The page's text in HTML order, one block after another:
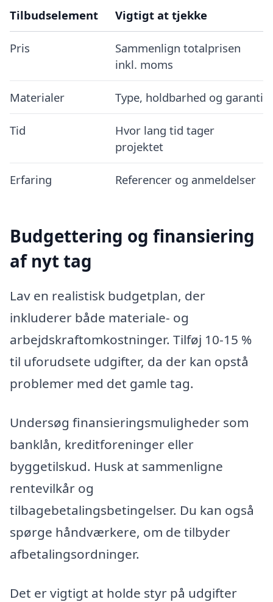
Tilbudselement Vigtigt at tjekke
Pris
Sammenlign totalprisen
inkl. moms
Materialer Type, holdbarhed og garanti
Tid
Hvor lang tid tager
projektet
Erfaring Referencer og anmeldelser
Budgettering og finansiering
af nyt tag
Lav en realistisk budgetplan, der
inkluderer både materiale- og
arbejdskraftomkostninger. Tilføj 10-15 %
til uforudsete udgifter, da der kan opstå
problemer med det gamle tag.
Undersøg finansieringsmuligheder som
banklån, kreditforeninger eller
byggetilskud. Husk at sammenligne
rentevilkår og
tilbagebetalingsbetingelser. Du kan også
spørge håndværkere, om de tilbyder
afbetalingsordninger.
Det er vigtigt at holde styr på udgifter